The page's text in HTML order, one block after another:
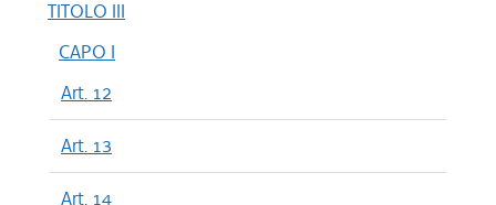
TITOLO III
CAPO I
Art. 12
Art. 13
Art. 14